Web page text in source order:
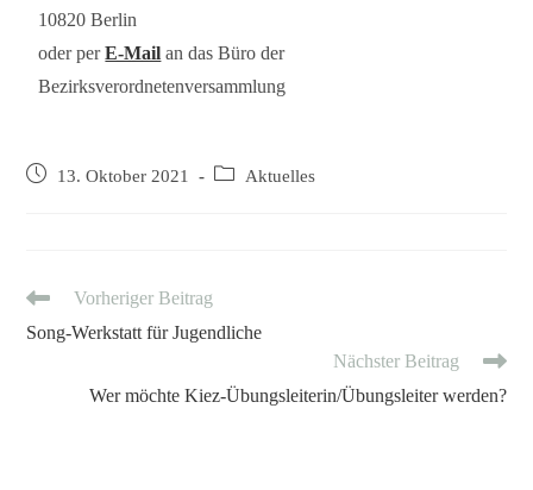
10820 Berlin
oder perE-Mail an das Büro der
Bezirksverordnetenversammlung
13. Oktober 2021 Aktuelles
Vorheriger Beitrag
Song-Werkstatt für Jugendliche
Nächster Beitrag
Wer möchte Kiez-Übungsleiterin/Übungsleiter werden?